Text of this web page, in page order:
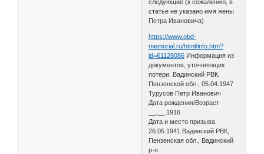
следующие (к сожалению, в
статье не указано имя жены
Петра Ивановича)
https://www.obd-
memorial.ru/html/info.htm?
id=61128086 Информация из
документов, уточняющих
потери. Вадинский РВК,
Пензенской обл., 05.04.1947
Турусов Петр Иванович
Дата рождения/Возраст
__.__.1916
Дата и место призыва
26.05.1941 Вадинский РВК,
Пензенская обл., Вадинский
р-н